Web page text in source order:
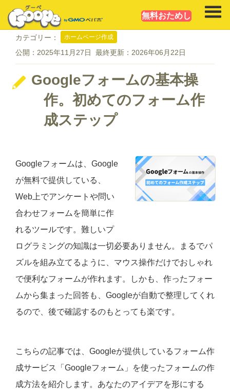
無料おためし
カテゴリー： ホームページ作成
公開： 2025年11月27日 最終更新： 2026年06月22日
Googleフォームの基本操
作。初めてのフォーム作
成ステップ
Googleフォームは、Google
が無料で提供している、
Web上でアンケートや問い
合わせフォームを簡単に作
れるツールです。難しいプ
ログラミングの知識は一切必要ありません。まるでパ
ズルを組み立てるように、マウス操作だけでおしゃれ
で便利なフォームが作れます。しかも、作ったフォー
ムから集まった回答も、Googleが自動で整理してくれ
るので、後で確認するのもとっても楽です。
こちらの記事では、Googleが提供しているフォーム作
成サービス「Googleフォーム」を使ったフォームの作
成方法を紹介します。あなたのアイデアを形にする